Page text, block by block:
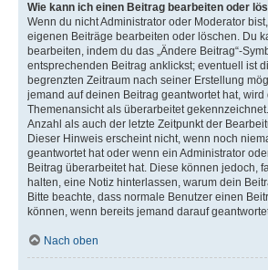
Wie kann ich einen Beitrag bearbeiten oder
Wenn du nicht Administrator oder Moderator
eigenen Beiträge bearbeiten oder löschen. Du
bearbeiten, indem du das „Ändere Beitrag“-
entsprechenden Beitrag anklickst; eventuell ist
begrenzten Zeitraum nach seiner Erstellung
jemand auf deinen Beitrag geantwortet hat,
Themenansicht als überarbeitet
Anzahl als auch der letzte Zeitpunkt der
Dieser Hinweis erscheint nicht, wenn noch
geantwortet hat oder wenn ein Administrator
Beitrag überarbeitet hat. Diese können jedoch,
halten, eine Notiz hinterlassen, warum dein
Bitte beachte, dass normale Benutzer einen
können, wenn bereits jemand darauf
Nach oben